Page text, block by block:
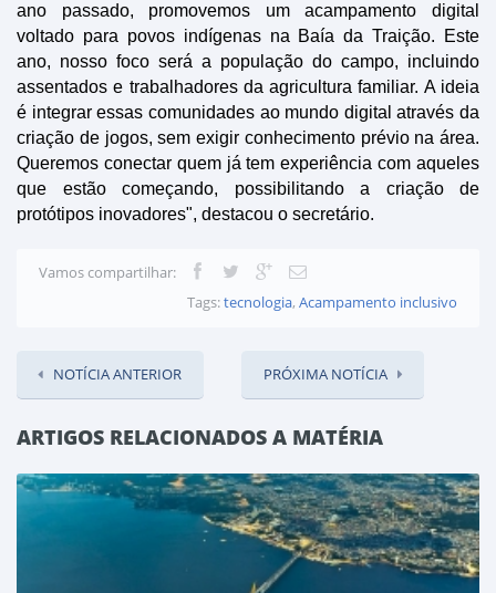
ano passado, promovemos um acampamento digital
voltado para povos indígenas na Baía da Traição. Este
ano, nosso foco será a população do campo, incluindo
assentados e trabalhadores da agricultura familiar. A ideia
é integrar essas comunidades ao mundo digital através da
criação de jogos, sem exigir conhecimento prévio na área.
Queremos conectar quem já tem experiência com aqueles
que estão começando, possibilitando a criação de
protótipos inovadores", destacou o secretário.
Vamos compartilhar:
Tags:tecnologia, Acampamento inclusivo
NOTÍCIA ANTERIOR PRÓXIMA NOTÍCIA
ARTIGOS RELACIONADOS A MATÉRIA